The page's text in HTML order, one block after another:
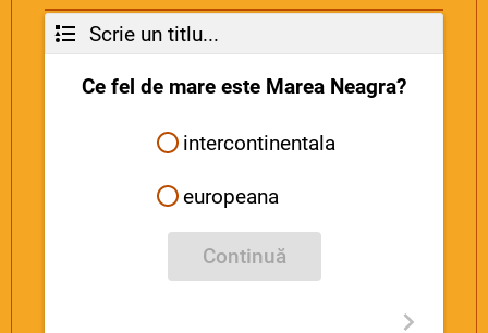
Scrie un titlu...
Ce fel de mare este Marea Neagra?
intercontinentala
europeana
Continuă